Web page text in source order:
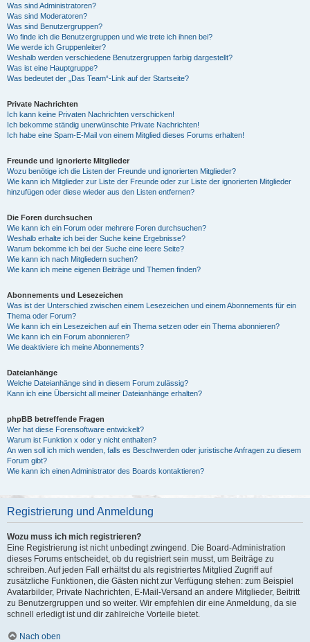
Was sind Administratoren?
Was sind Moderatoren?
Was sind Benutzergruppen?
Wo finde ich die Benutzergruppen und wie trete ich ihnen bei?
Wie werde ich Gruppenleiter?
Weshalb werden verschiedene Benutzergruppen farbig dargestellt?
Was ist eine Hauptgruppe?
Was bedeutet der „Das Team“-Link auf der Startseite?
Private Nachrichten
Ich kann keine Privaten Nachrichten verschicken!
Ich bekomme ständig unerwünschte Private Nachrichten!
Ich habe eine Spam-E-Mail von einem Mitglied dieses Forums erhalten!
Freunde und ignorierte Mitglieder
Wozu benötige ich die Listen der Freunde und ignorierten Mitglieder?
Wie kann ich Mitglieder zur Liste der Freunde oder zur Liste der ignorierten Mitglieder
hinzufügen oder diese wieder aus den Listen entfernen?
Die Foren durchsuchen
Wie kann ich ein Forum oder mehrere Foren durchsuchen?
Weshalb erhalte ich bei der Suche keine Ergebnisse?
Warum bekomme ich bei der Suche eine leere Seite?
Wie kann ich nach Mitgliedern suchen?
Wie kann ich meine eigenen Beiträge und Themen finden?
Abonnements und Lesezeichen
Was ist der Unterschied zwischen einem Lesezeichen und einem Abonnements für ein
Thema oder Forum?
Wie kann ich ein Lesezeichen auf ein Thema setzen oder ein Thema abonnieren?
Wie kann ich ein Forum abonnieren?
Wie deaktiviere ich meine Abonnements?
Dateianhänge
Welche Dateianhänge sind in diesem Forum zulässig?
Kann ich eine Übersicht all meiner Dateianhänge erhalten?
phpBB betreffende Fragen
Wer hat diese Forensoftware entwickelt?
Warum ist Funktion x oder y nicht enthalten?
An wen soll ich mich wenden, falls es Beschwerden oder juristische Anfragen zu diesem
Forum gibt?
Wie kann ich einen Administrator des Boards kontaktieren?
Registrierung und Anmeldung
Wozu muss ich mich registrieren?
Eine Registrierung ist nicht unbedingt zwingend. Die Board-Administration
dieses Forums entscheidet, ob du registriert sein musst, um Beiträge zu
schreiben. Auf jeden Fall erhältst du als registriertes Mitglied Zugriff auf
zusätzliche Funktionen, die Gästen nicht zur Verfügung stehen: zum Beispiel
Avatarbilder, Private Nachrichten, E-Mail-Versand an andere Mitglieder, Beitritt
zu Benutzergruppen und so weiter. Wir empfehlen dir eine Anmeldung, da sie
schnell erledigt ist und dir zahlreiche Vorteile bietet.
Nach oben